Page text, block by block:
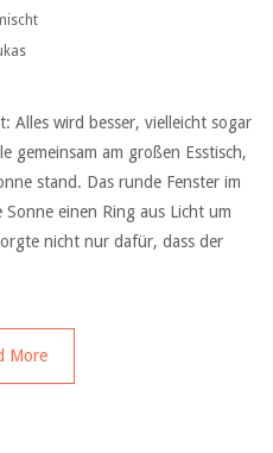
Alles wird besser, vielleicht sogar
gemeinsam am großen Esstisch,
stand. Das runde Fenster im
einen Ring aus Licht um
nicht nur dafür, dass der
More